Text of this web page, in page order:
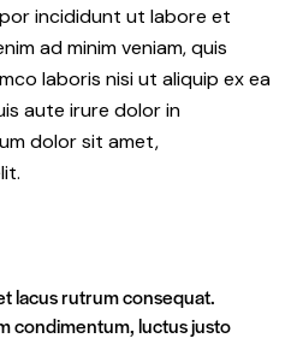
incididunt ut labore et
ad minim veniam, quis
laboris nisi ut aliquip ex ea
aute irure dolor in
dolor sit amet,
lacus rutrum consequat.
condimentum, luctus justo